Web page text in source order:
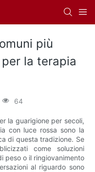
più
la terapia
64
la guarigione per secoli,
con luce rossa sono la
di questa tradizione. Se
come soluzioni
peso o il ringiovanimento
al riguardo sono